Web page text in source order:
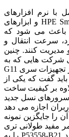
با نرم افزارهای
مدیریتی اچ پی مانند HPE Smart Storage Administrator و ابزارهای
باعث می شود که
سرعت انتقال و
کنند. چنین
شرکت هایی که به
یا استفاده از تجهیزات سری G11
گفت که یکی از
بر کیفیت ساخت
سرورهای نسل جدید
اجازه می دهد
را جایگزین نمونه
مفید طولانی تری